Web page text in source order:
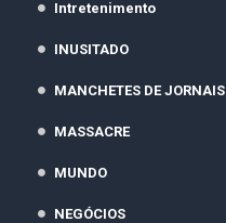
Intretenimento
INUSITADO
MANCHETES DE JORNAIS
MASSACRE
MUNDO
NEGÓCIOS